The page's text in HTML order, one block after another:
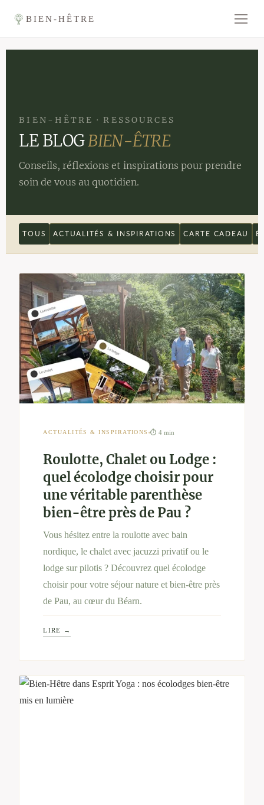
BIEN-HÊTRE
BIEN-HÊTRE · RESSOURCES
LE BLOGBIEN-ÊTRE
Conseils, réflexions et inspirations pour prendre
soin de vous au quotidien.
TOUS ACTUALITÉS & INSPIRATIONS CARTE CADEAU
ACTUALITÉS & INSPIRATIONS ⏱ 4 min
Roulotte, Chalet ou Lodge :
quel écolodge choisir pour
une véritable parenthèse
bien-être près de Pau ?
Vous hésitez entre la roulotte avec bain
nordique, le chalet avec jacuzzi privatif ou le
lodge sur pilotis ? Découvrez quel écolodge
choisir pour votre séjour nature et bien-être près
de Pau, au cœur du Béarn.
LIRE →